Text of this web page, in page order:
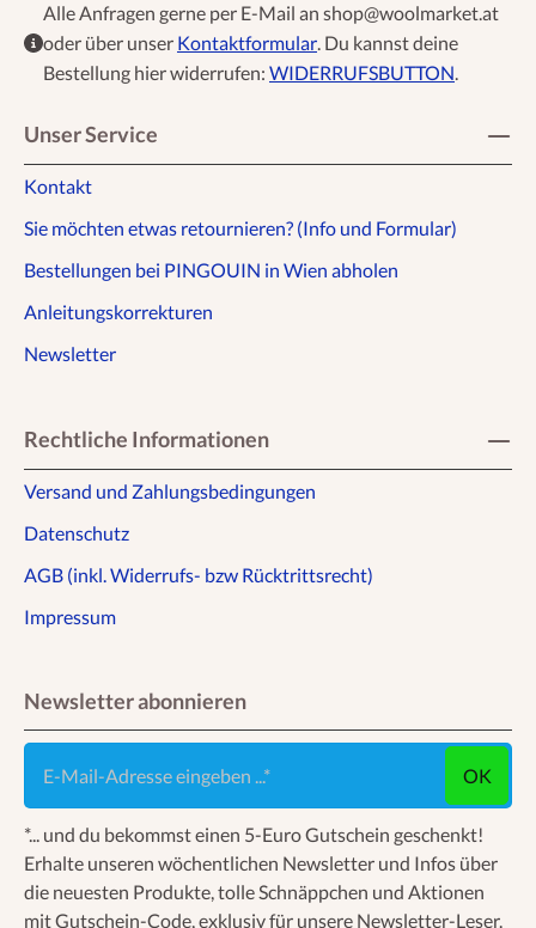
Alle Anfragen gerne per E-Mail an shop@woolmarket.at
oder über unser Kontaktformular. Du kannst deine
Bestellung hier widerrufen: WIDERRUFSBUTTON.
Unser Service
Kontakt
Sie möchten etwas retournieren? (Info und Formular)
Bestellungen bei PINGOUIN in Wien abholen
Anleitungskorrekturen
Newsletter
Rechtliche Informationen
Versand und Zahlungsbedingungen
Datenschutz
AGB (inkl. Widerrufs- bzw Rücktrittsrecht)
Impressum
Newsletter abonnieren
OK
*... und du bekommst einen 5-Euro Gutschein geschenkt!
Erhalte unseren wöchentlichen Newsletter und Infos über
die neuesten Produkte, tolle Schnäppchen und Aktionen
mit Gutschein-Code, exklusiv für unsere Newsletter-Leser.